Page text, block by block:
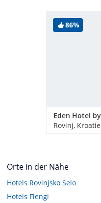
86%
Rovinj,
Orte in der Nähe
Hotels Rovinjsko Selo
Hotels Flengi